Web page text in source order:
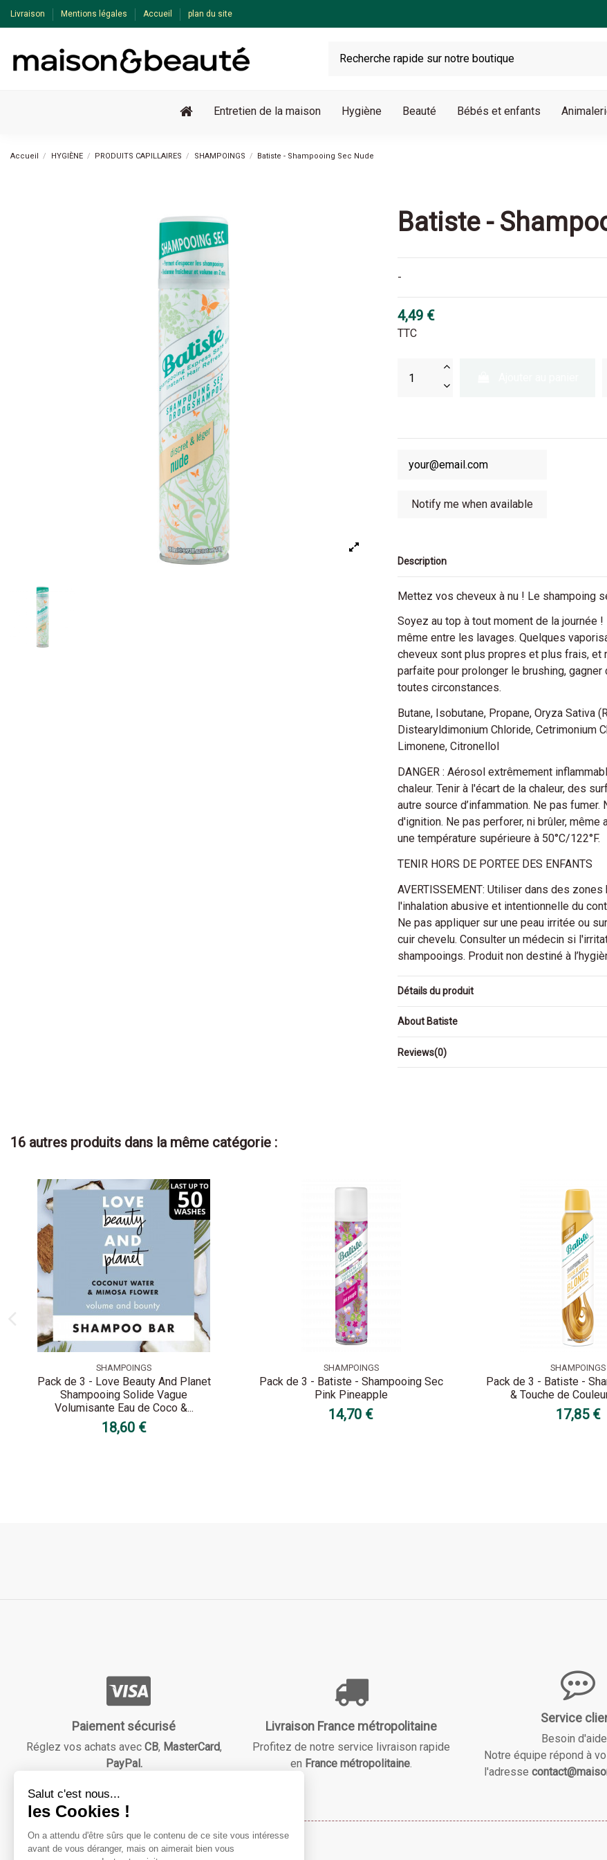
Livraison Mentions légales Accueil plan du site
Entretien de la maison Hygiène Beauté Bébés et enfants
Accueil HYGIÈNE PRODUITS CAPILLAIRES SHAMPOINGS Batiste - Shampooing Sec Nude
Batiste -
-
4,49 €
TTC
Description
Mettez vos cheveux à nu ! Le shampoing
Soyez au top à tout moment de la journée
même entre les lavages. Quelques
cheveux sont plus propres et plus frais, et
parfaite pour prolonger le brushing,
toutes circonstances.
Butane, Isobutane, Propane, Oryza Sativa
Distearyldimonium Chloride, Cetrimonium
Limonene, Citronellol
DANGER : Aérosol extrêmement
chaleur. Tenir à l'écart de la chaleur, des
autre source d’infammation. Ne pas
d'ignition. Ne pas perforer, ni brûler,
une température supérieure à 50°C/122°F.
TENIR HORS DE PORTEE DES ENFANTS
AVERTISSEMENT: Utiliser dans des
l'inhalation abusive et intentionnelle du
Ne pas appliquer sur une peau irritée ou
cuir chevelu. Consulter un médecin si
shampooings. Produit non destiné à
Détails du produit
About Batiste
Reviews(0)
16 autres produits dans la même catégorie :
SHAMPOINGS
Pack de 3 - Love Beauty And Planet
Shampooing Solide Vague
Volumisante Eau de Coco &...
18,60 €
SHAMPOINGS
Pack de 3 - Batiste - Shampooing Sec
Pink Pineapple
14,70 €
SHAMPOINGS
Pack de 3 - Batiste -
& Touche de
17,85 €
Paiement sécurisé
Réglez vos achats avec CB, MasterCard,
PayPal.
Livraison France métropolitaine
Profitez de notre service livraison rapide
en France métropolitaine.
Service
Besoin
Notre équipe répond à
l'adresse